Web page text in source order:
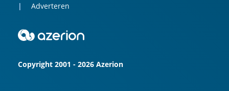
Adverteren
Copyright 2001 - 2026 Azerion